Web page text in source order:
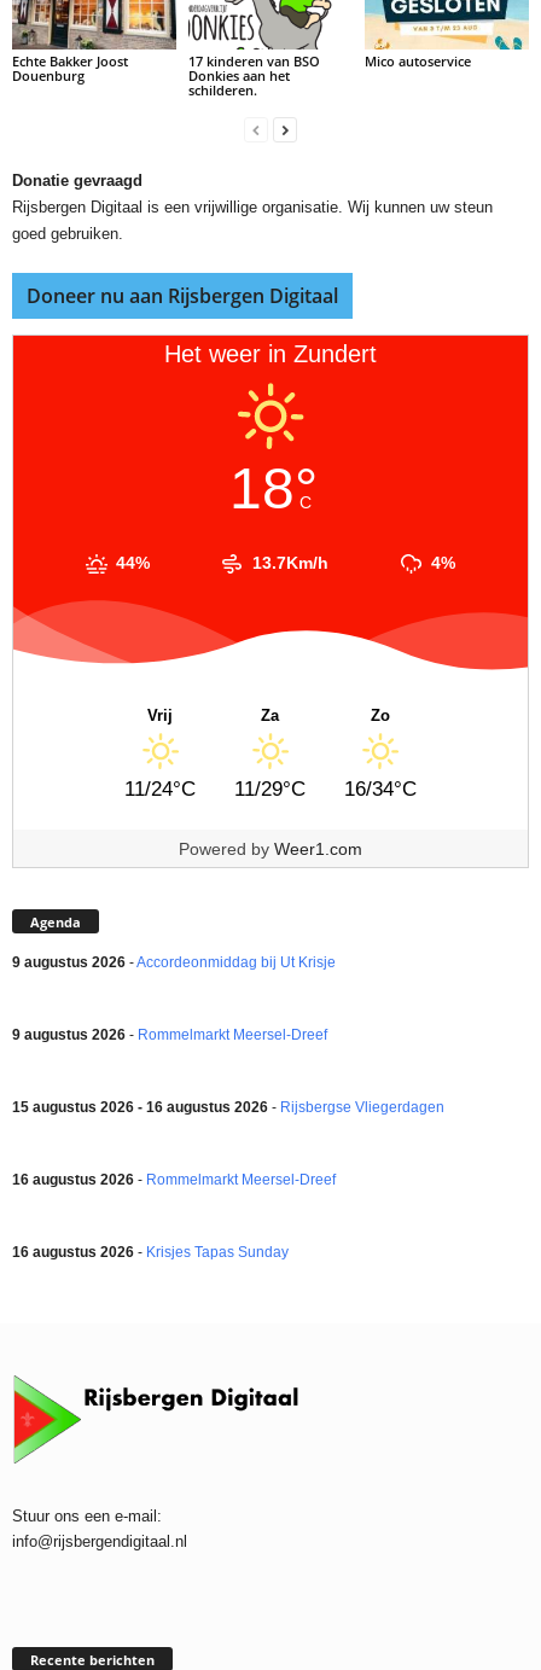
Echte Bakker Joost
Douenburg
17 kinderen van BSO
Donkies aan het
schilderen.
Mico autoservice
Donatie gevraagd
Rijsbergen Digitaal is een vrijwillige organisatie. Wij kunnen uw steun
goed gebruiken.
Doneer nu aan Rijsbergen Digitaal
Het weer in Zundert
18°
C
44% 13.7Km/h 4%
Vrij
11/24°C
Za
11/29°C
Zo
16/34°C
Powered by Weer1.com
Agenda
9 augustus 2026 -Accordeonmiddag bij Ut Krisje
9 augustus 2026 - Rommelmarkt Meersel-Dreef
15 augustus 2026 - 16 augustus 2026 - Rijsbergse Vliegerdagen
16 augustus 2026 - Rommelmarkt Meersel-Dreef
16 augustus 2026 - Krisjes Tapas Sunday
Stuur ons een e-mail:
info@rijsbergendigitaal.nl
Recente berichten